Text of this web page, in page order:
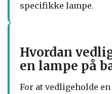
specifikke lampe.
Hvordan
en lampe på
For at vedligeholde